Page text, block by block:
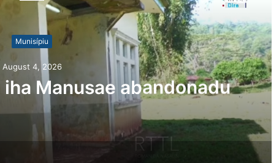
Munisípiu
August 4, 2026
Manusae abandonadu